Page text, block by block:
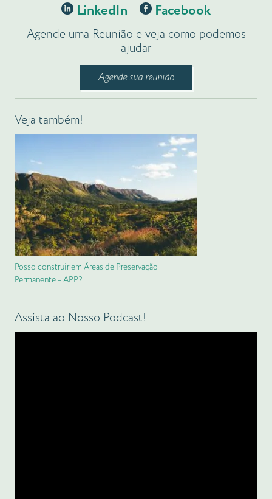
LinkedIn
Facebook
Agende uma Reunião e veja como podemos
ajudar
Agende sua reunião
Veja também!
Posso construir em Áreas de Preservação
Permanente – APP?
Assista ao Nosso Podcast!